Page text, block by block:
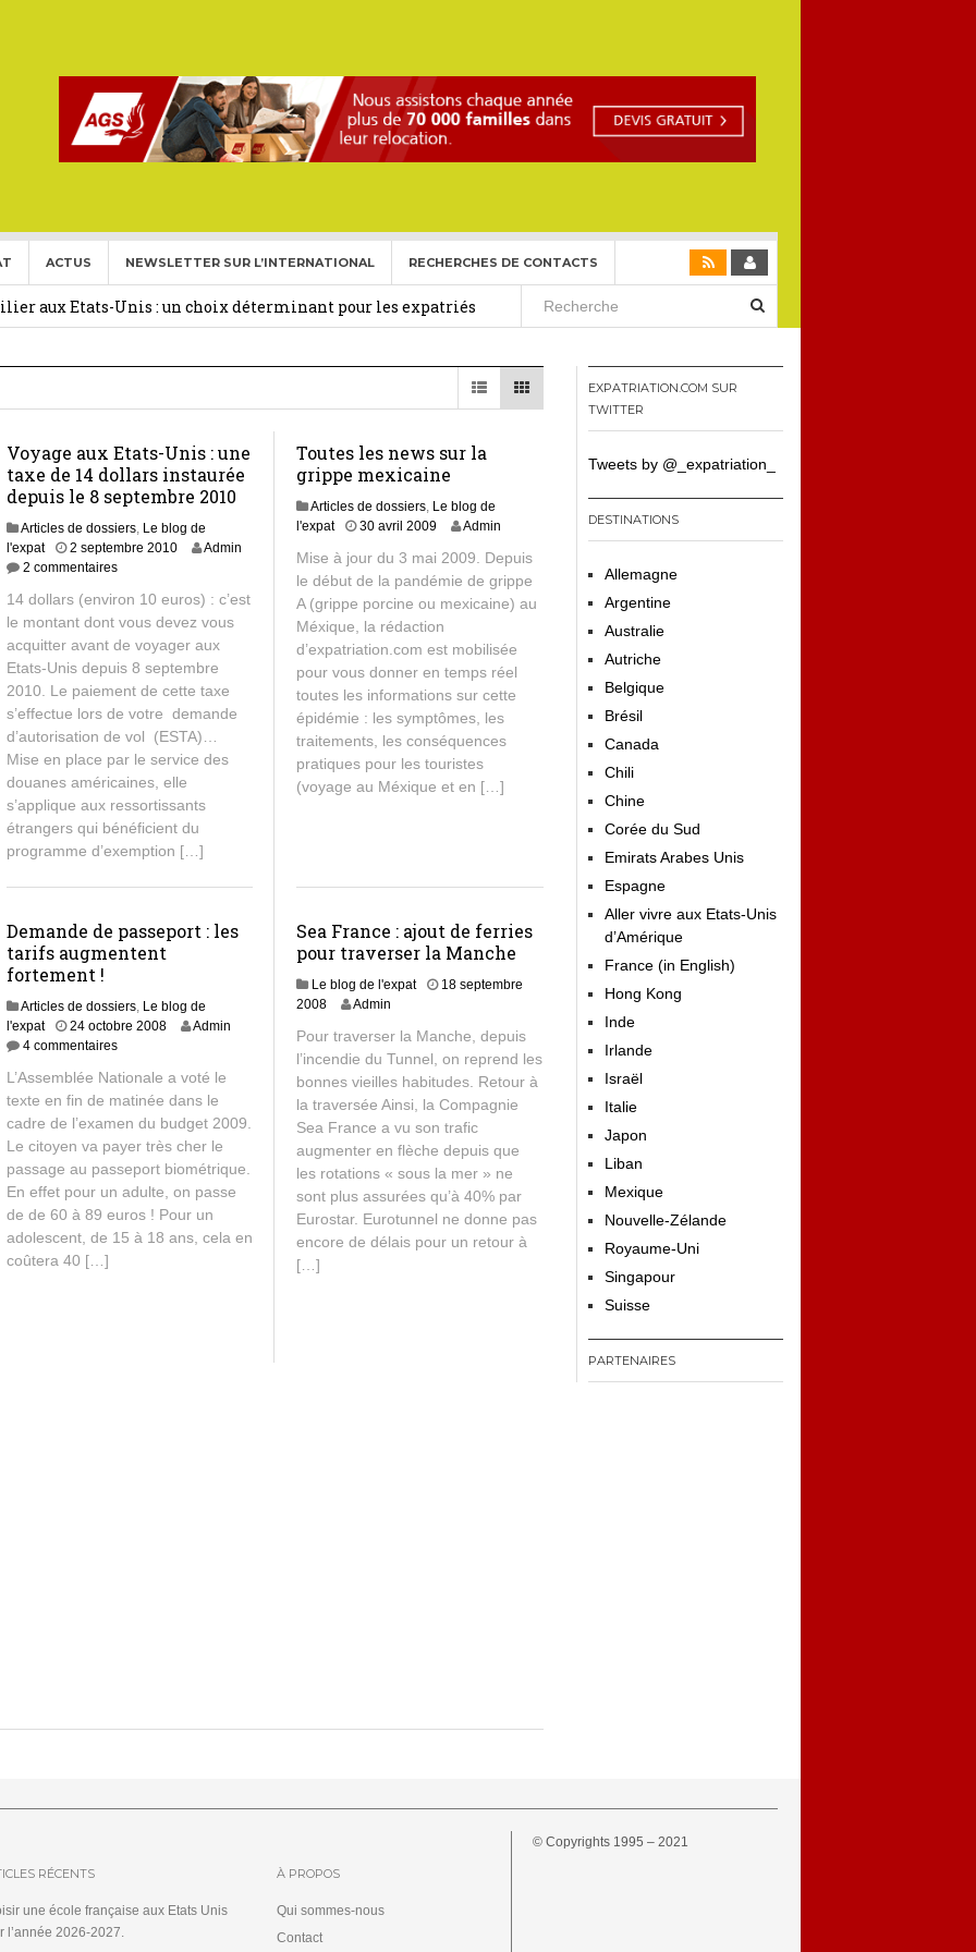
ACTUS NEWSLETTER SUR L’INTERNATIONAL RECHERCHES DE CONTACTS
aux Etats Unis pour l’année 2026-2027. 27 février 2026
aux Etats-Unis : un choix déterminant pour les expatriés
Expatriés
Card)
2 novembre 2024
Voyage aux Etats-Unis : une
taxe de 14 dollars instaurée
depuis le 8 septembre 2010
Articles de dossiers, Le blog de
l'expat
2 septembre 2010
Admin
2 commentaires
14 dollars (environ 10 euros) : c’est
le montant dont vous devez vous
acquitter avant de voyager aux
Etats-Unis depuis 8 septembre
2010. Le paiement de cette taxe
s’effectue lors de votre demande
d’autorisation de vol (ESTA)…
Mise en place par le service des
douanes américaines, elle
s’applique aux ressortissants
étrangers qui bénéficient du
programme d’exemption […]
Toutes les news sur la
grippe mexicaine
Articles de dossiers, Le blog de
l'expat
30 avril 20098
u
i
l
2
0
1
3
Admin
Mise à jour du 3 mai 2009. Depuis
le début de la pandémie de grippe
A (grippe porcine ou mexicaine) au
Méxique, la rédaction
d’expatriation.com est mobilisée
pour vous donner en temps réel
toutes les informations sur cette
épidémie : les symptômes, les
traitements, les conséquences
pratiques pour les touristes
(voyage au Méxique et en […]
Demande de passeport : les
tarifs augmentent
fortement !
Articles de dossiers, Le blog de
l'expat
24 octobre 20088
i
l
e
t
0
1
3
Admin
4 commentaires
L’Assemblée Nationale a voté le
texte en fin de matinée dans le
cadre de l’examen du budget 2009.
Le citoyen va payer très cher le
passage au passeport biométrique.
En effet pour un adulte, on passe
de de 60 à 89 euros ! Pour un
adolescent, de 15 à 18 ans, cela en
coûtera 40 […]
Sea France : ajout de ferries
pour traverser la Manche
Le blog de l'expat
18 septembre
2008
Admin
Pour traverser la Manche, depuis
l’incendie du Tunnel, on reprend les
bonnes vieilles habitudes. Retour à
la traversée Ainsi, la Compagnie
Sea France a vu son trafic
augmenter en flèche depuis que
les rotations « sous la mer » ne
sont plus assurées qu’à 40% par
Eurostar. Eurotunnel ne donne pas
encore de délais pour un retour à
[…]
EXPATRIATION.COM SUR
TWITTER
Tweets by @_expatriation_
DESTINATIONS
Allemagne
Argentine
Australie
Autriche
Belgique
Brésil
Canada
Chili
Chine
Corée du Sud
Emirats Arabes Unis
Espagne
Aller vivre aux Etats-Unis
d’Amérique
France (in English)
Hong Kong
Inde
Irlande
Israël
Italie
Japon
Liban
Mexique
Nouvelle-Zélande
Royaume-Uni
Singapour
Suisse
PARTENAIRES
RÉCENTS
une école française aux Etats Unis
l’année 2026-2027.
À PROPOS
Qui sommes-nous
Contact
© Copyrights 1995 – 2021